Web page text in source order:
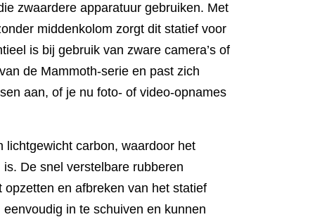
zwaardere apparatuur gebruiken. Met
middenkolom zorgt dit statief voor
is bij gebruik van zware camera’s of
de Mammoth-serie en past zich
aan, of je nu foto- of video-opnames
lichtgewicht carbon, waardoor het
De snel verstelbare rubberen
en afbreken van het statief
in te schuiven en kunnen